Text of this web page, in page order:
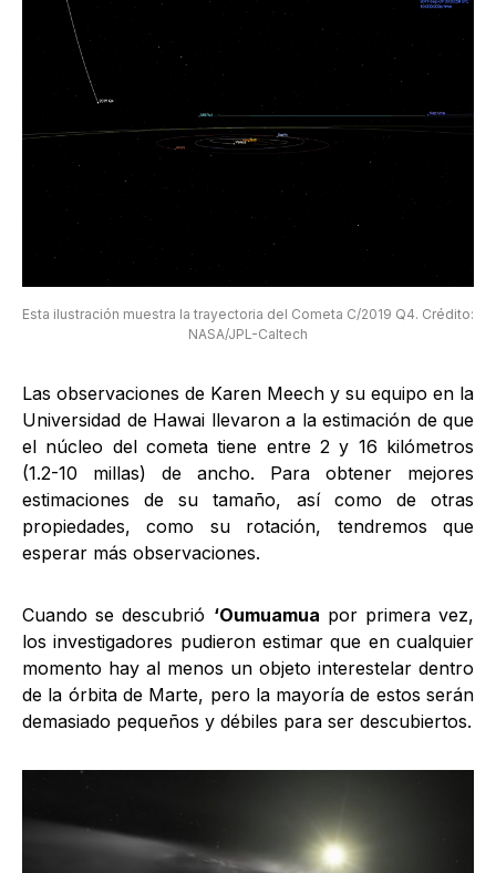
Esta ilustración muestra la trayectoria del Cometa C/2019 Q4. Crédito:
NASA/JPL-Caltech
Las observaciones de Karen Meech y su equipo en la
Universidad de Hawai llevaron a la estimación de que
el núcleo del cometa tiene entre 2 y 16 kilómetros
(1.2-10 millas) de ancho. Para obtener mejores
estimaciones de su tamaño, así como de otras
propiedades, como su rotación, tendremos que
esperar más observaciones.
Cuando se descubrió ‘Oumuamua por primera vez,
los investigadores pudieron estimar que en cualquier
momento hay al menos un objeto interestelar dentro
de la órbita de Marte, pero la mayoría de estos serán
demasiado pequeños y débiles para ser descubiertos.